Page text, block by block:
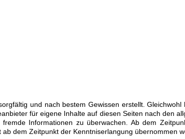
und nach bestem Gewissen erstellt.
für eigene Inhalte auf diesen Seiten nach den
Informationen zu überwachen. Ab dem
dem Zeitpunkt der Kenntniserlangung übernommen